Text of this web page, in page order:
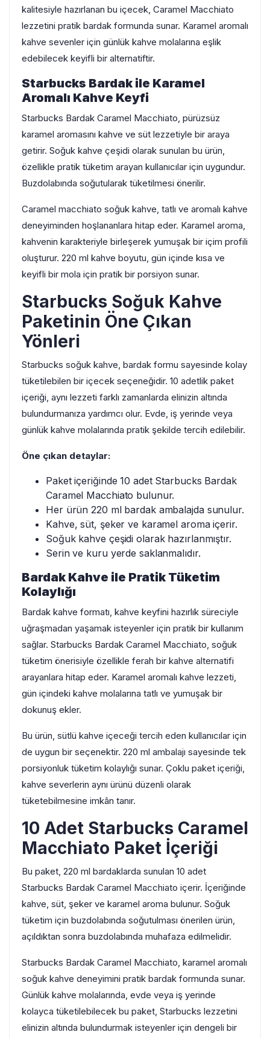
kalitesiyle hazırlanan bu içecek, Caramel Macchiato
lezzetini pratik bardak formunda sunar. Karamel aromalı
kahve sevenler için günlük kahve molalarına eşlik
edebilecek keyifli bir alternatiftir.
Starbucks Bardak ile Karamel
Aromalı Kahve Keyfi
Starbucks Bardak Caramel Macchiato, pürüzsüz
karamel aromasını kahve ve süt lezzetiyle bir araya
getirir. Soğuk kahve çeşidi olarak sunulan bu ürün,
özellikle pratik tüketim arayan kullanıcılar için uygundur.
Buzdolabında soğutularak tüketilmesi önerilir.
Caramel macchiato soğuk kahve, tatlı ve aromalı kahve
deneyiminden hoşlananlara hitap eder. Karamel aroma,
kahvenin karakteriyle birleşerek yumuşak bir içim profili
oluşturur. 220 ml kahve boyutu, gün içinde kısa ve
keyifli bir mola için pratik bir porsiyon sunar.
Starbucks Soğuk Kahve
Paketinin Öne Çıkan
Yönleri
Starbucks soğuk kahve, bardak formu sayesinde kolay
tüketilebilen bir içecek seçeneğidir. 10 adetlik paket
içeriği, aynı lezzeti farklı zamanlarda elinizin altında
bulundurmanıza yardımcı olur. Evde, iş yerinde veya
günlük kahve molalarında pratik şekilde tercih edilebilir.
Öne çıkan detaylar:
Paket içeriğinde 10 adet Starbucks Bardak
Caramel Macchiato bulunur.
Her ürün 220 ml bardak ambalajda sunulur.
Kahve, süt, şeker ve karamel aroma içerir.
Soğuk kahve çeşidi olarak hazırlanmıştır.
Serin ve kuru yerde saklanmalıdır.
Bardak Kahve ile Pratik Tüketim
Kolaylığı
Bardak kahve formatı, kahve keyfini hazırlık süreciyle
uğraşmadan yaşamak isteyenler için pratik bir kullanım
sağlar. Starbucks Bardak Caramel Macchiato, soğuk
tüketim önerisiyle özellikle ferah bir kahve alternatifi
arayanlara hitap eder. Karamel aromalı kahve lezzeti,
gün içindeki kahve molalarına tatlı ve yumuşak bir
dokunuş ekler.
Bu ürün, sütlü kahve içeceği tercih eden kullanıcılar için
de uygun bir seçenektir. 220 ml ambalajı sayesinde tek
porsiyonluk tüketim kolaylığı sunar. Çoklu paket içeriği,
kahve severlerin aynı ürünü düzenli olarak
tüketebilmesine imkân tanır.
10 Adet Starbucks Caramel
Macchiato Paket İçeriği
Bu paket, 220 ml bardaklarda sunulan 10 adet
Starbucks Bardak Caramel Macchiato içerir. İçeriğinde
kahve, süt, şeker ve karamel aroma bulunur. Soğuk
tüketim için buzdolabında soğutulması önerilen ürün,
açıldıktan sonra buzdolabında muhafaza edilmelidir.
Starbucks Bardak Caramel Macchiato, karamel aromalı
soğuk kahve deneyimini pratik bardak formunda sunar.
Günlük kahve molalarında, evde veya iş yerinde
kolayca tüketilebilecek bu paket, Starbucks lezzetini
elinizin altında bulundurmak isteyenler için dengeli bir